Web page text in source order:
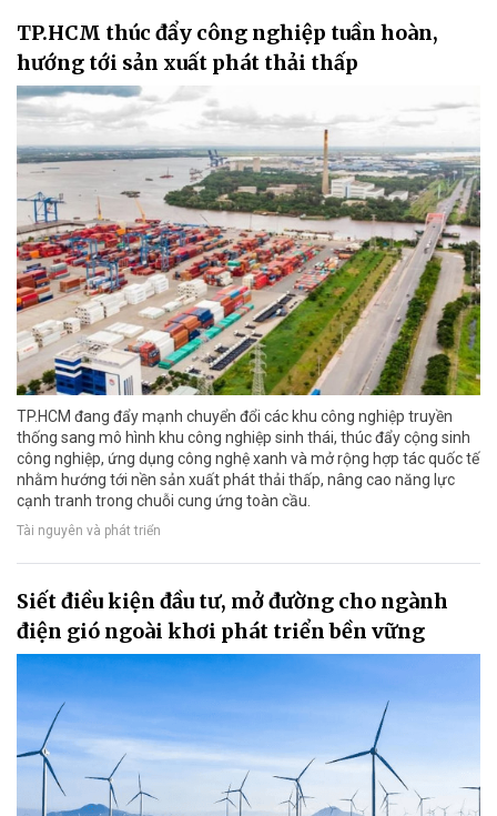
TP.HCM thúc đẩy công nghiệp tuần hoàn,
hướng tới sản xuất phát thải thấp
TP.HCM đang đẩy mạnh chuyển đổi các khu công nghiệp truyền
thống sang mô hình khu công nghiệp sinh thái, thúc đẩy cộng sinh
công nghiệp, ứng dụng công nghệ xanh và mở rộng hợp tác quốc tế
nhằm hướng tới nền sản xuất phát thải thấp, nâng cao năng lực
cạnh tranh trong chuỗi cung ứng toàn cầu.
Tài nguyên và phát triển
Siết điều kiện đầu tư, mở đường cho ngành
điện gió ngoài khơi phát triển bền vững